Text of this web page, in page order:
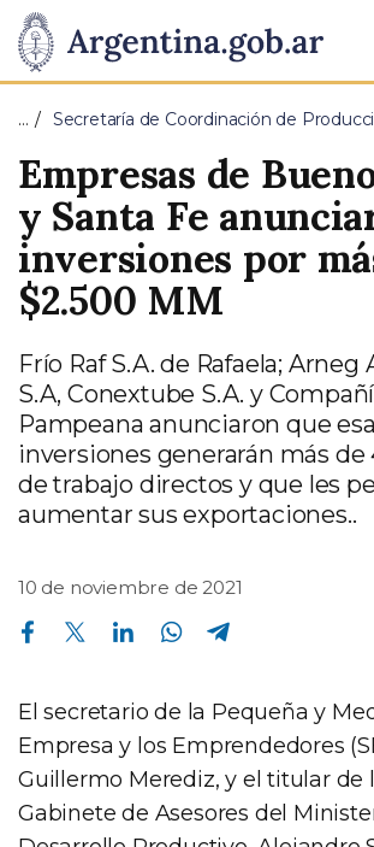
Presidencia
de
la
Nación
Pasar al contenido principal
… Secretaría de Coordinación de
Empresas de
y Santa Fe
inversiones por
$2.500 MM
Frío Raf S.A. de Rafaela;
S.A, Conextube S.A. y
Pampeana anunciaron que
inversiones generarán más de
de trabajo directos y que les
aumentar sus exportaciones..
10 de noviembre de 2021
Compartir en Facebook Compartir en Twitter Compartir en Linkedin Compartir en Whatsapp
El secretario de la Pequeña y
Empresa y los Emprendedores
Guillermo Merediz, y el titular de
Gabinete de Asesores del